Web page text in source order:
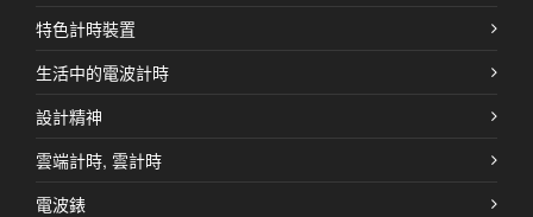
特色計時裝置
生活中的電波計時
設計精神
雲端計時, 雲計時
電波錶